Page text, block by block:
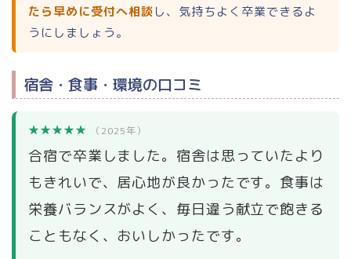
たら早めに受付へ相談し、気持ちよく卒業できるよ
うにしましょう。
宿舎・食事・環境の口コミ
★★★★★ （2025年）
合宿で卒業しました。宿舎は思っていたより
もきれいで、居心地が良かったです。食事は
栄養バランスがよく、毎日違う献立で飽きる
こともなく、おいしかったです。